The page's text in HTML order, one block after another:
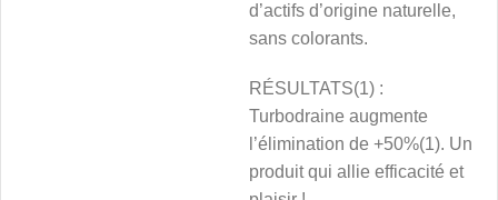
d’actifs d’origine naturelle,
sans colorants.
RÉSULTATS(1) :
Turbodraine augmente
l’élimination de +50%(1). Un
produit qui allie efficacité et